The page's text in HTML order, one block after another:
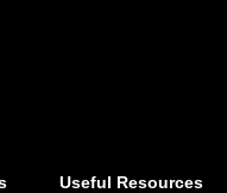
Useful Resources